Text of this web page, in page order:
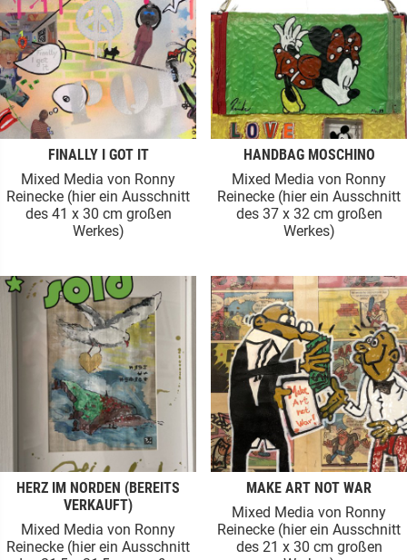
FINALLY I GOT IT
Mixed Media von Ronny
Reinecke (hier ein Ausschnitt
des 41 x 30 cm großen
Werkes)
HANDBAG MOSCHINO
Mixed Media von Ronny
Reinecke (hier ein Ausschnitt
des 37 x 32 cm großen
Werkes)
HERZ IM NORDEN (BEREITS
VERKAUFT)
Mixed Media von Ronny
Reinecke (hier ein Ausschnitt
MAKE ART NOT WAR
Mixed Media von Ronny
Reinecke (hier ein Ausschnitt
des 21 x 30 cm großen